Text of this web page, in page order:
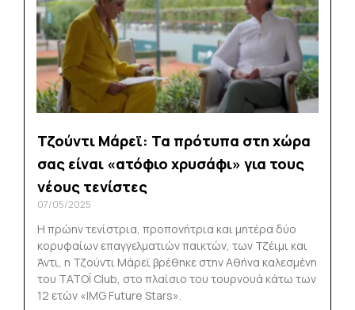
Τζούντι Μάρεϊ: Τα πρότυπα στη χώρα
σας είναι «ατόφιο χρυσάφι» για τους
νέους τενίστες
07/05/2025
Η πρώην τενίστρια, προπονήτρια και μητέρα δύο
κορυφαίων επαγγελματιών παικτών, των Τζέιμι και
Άντι, η Τζούντι Μάρεϊ βρέθηκε στην Αθήνα καλεσμένη
του TATΟΪ Club, στο πλαίσιο του τουρνουά κάτω των
12 ετών «IMG Future Stars».